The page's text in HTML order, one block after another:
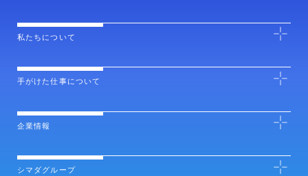
私たちについて
手がけた仕事について
企業情報
シマダグループ